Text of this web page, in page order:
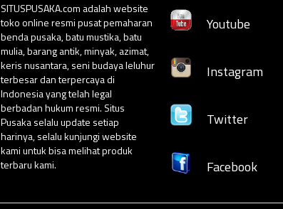
SITUSPUSAKA.com adalah website
toko online resmi pusat pemaharan
benda pusaka, batu mustika, batu
mulia, barang antik, minyak, azimat,
keris nusantara, seni budaya leluhur
terbesar dan terpercaya di
Indonesia yang telah legal
berbadan hukum resmi. Situs
Pusaka selalu update setiap
harinya, selalu kunjungi website
kami untuk bisa melihat produk
terbaru kami.
Youtube
Instagram
Twitter
Facebook